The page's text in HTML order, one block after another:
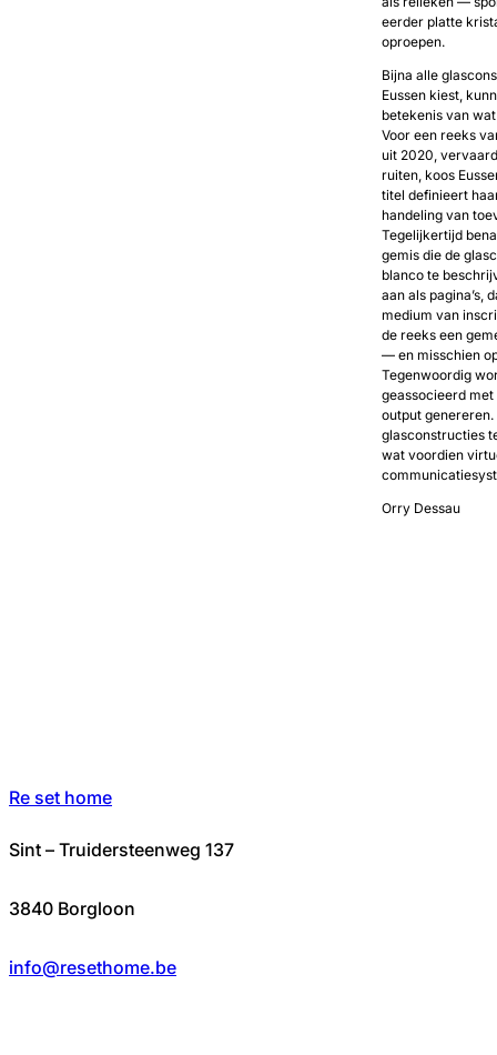
eerder platte
oproepen.
Bijna alle
Eussen kiest,
betekenis van
Voor een reeks
uit 2020,
ruiten, koos
titel definieert
handeling van
Tegelijkertijd
gemis die de
blanco te
aan als pagina’s,
medium van
de reeks een
— en misschien
Tegenwoordig
geassocieerd
output genereren.
glasconstructies
wat voordien
Orry Dessau
Re set home
Sint – Truidersteenweg 137
3840 Borgloon
info@resethome.be